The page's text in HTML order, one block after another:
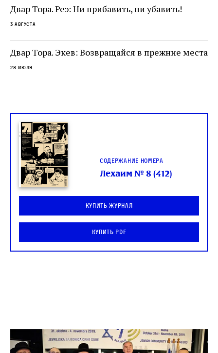
не просто покровитель переводчиков,
окружённый книгами. Перед нами человек,
одно решение которого вызвало возмущение
целой общины и стало частью многовекового
спора о том, кому принадлежит последнее
слово в переводе Библии
Двар Тора. Реэ: Ни прибавить, ни убавить!
3 августа
Двар Тора. Экев: Возвращайся в прежние места
28 июля
Содержание номера
Лехаим № 8 (412)
Купить журнал
Купить PDF